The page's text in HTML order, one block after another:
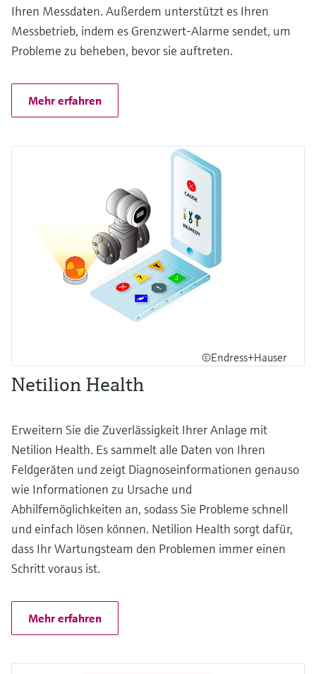
Ihren Messdaten. Außerdem unterstützt es Ihren
Messbetrieb, indem es Grenzwert-Alarme sendet, um
Probleme zu beheben, bevor sie auftreten.
Mehr erfahren
©Endress+Hauser
Netilion Health
Erweitern Sie die Zuverlässigkeit Ihrer Anlage mit
Netilion Health. Es sammelt alle Daten von Ihren
Feldgeräten und zeigt Diagnoseinformationen genauso
wie Informationen zu Ursache und
Abhilfemöglichkeiten an, sodass Sie Probleme schnell
und einfach lösen können. Netilion Health sorgt dafür,
dass Ihr Wartungsteam den Problemen immer einen
Schritt voraus ist.
Mehr erfahren